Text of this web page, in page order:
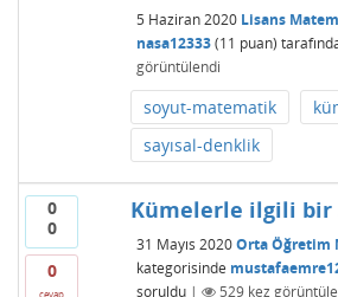
5 Haziran 2020 Lisans
nasa12333 (11 puan)
görüntülendi
soyut-matematik
sayısal-denklik
0
0
0
cevap
Kümelerle ilgili bir
31 Mayıs 2020 Orta Öğretim
kategorisinde
soruldu | 529kez